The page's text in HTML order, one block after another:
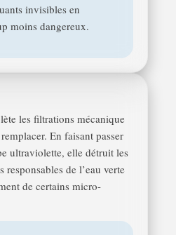
invisibles en
moins dangereux.
les filtrations mécanique
En faisant passer
ultraviolette, elle détruit les
responsables de l’eau verte
de certains micro-